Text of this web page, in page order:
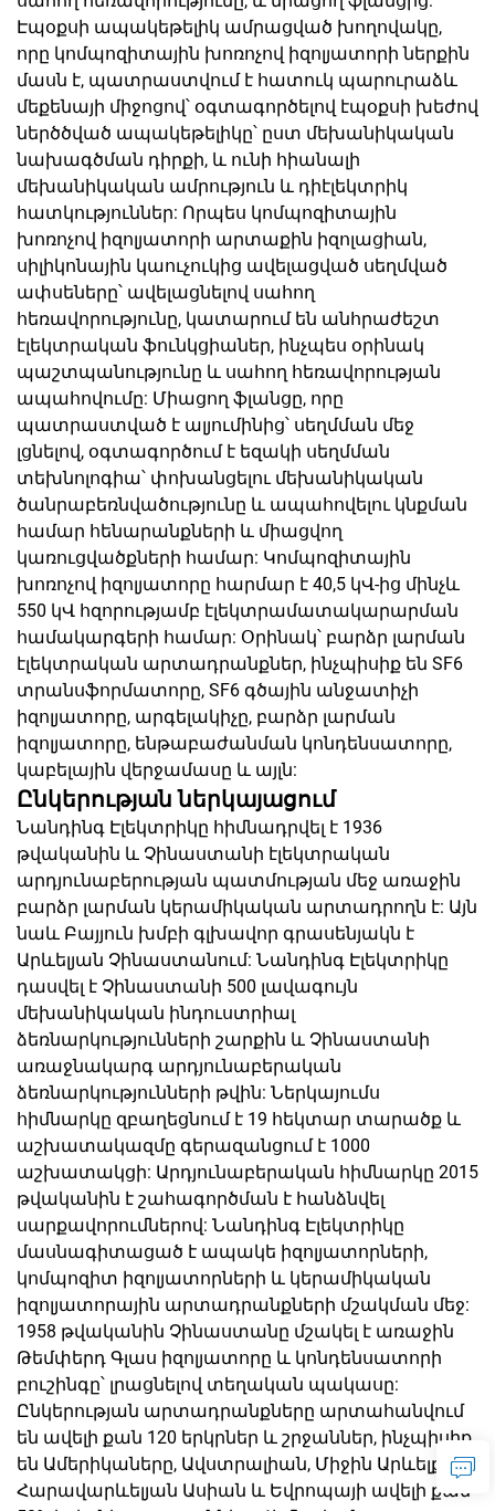
Էպօքսի ապակեթելիկ ամրացված խողովակը,
որը կոմպոզիտային խոռոչով իզոլյատորի ներքին
մասն է, պատրաստվում է հատուկ պարուրաձև
մեքենայի միջոցով՝ օգտագործելով էպօքսի խեժով
ներծծված ապակեթելիկը՝ ըստ մեխանիկական
նախագծման դիրքի, և ունի հիանալի
մեխանիկական ամրություն և դիէլեկտրիկ
հատկություններ: Որպես կոմպոզիտային
խոռոչով իզոլյատորի արտաքին իզոլացիան,
սիլիկոնային կաուչուկից ավելացված սեղմված
ափսեները՝ ավելացնելով սահող
հեռավորությունը, կատարում են անհրաժեշտ
էլեկտրական ֆունկցիաներ, ինչպես օրինակ
պաշտպանությունը և սահող հեռավորության
ապահովումը: Միացող ֆլանցը, որը
պատրաստված է ալյումինից՝ սեղմման մեջ
լցնելով, օգտագործում է եզակի սեղմման
տեխնոլոգիա՝ փոխանցելու մեխանիկական
ծանրաբեռնվածությունը և ապահովելու կնքման
համար հենարանքների և միացվող
կառուցվածքների համար: Կոմպոզիտային
խոռոչով իզոլյատորը հարմար է 40,5 կՎ-ից մինչև
550 կՎ հզորությամբ էլեկտրամատակարարման
համակարգերի համար: Օրինակ՝ բարձր լարման
էլեկտրական արտադրանքներ, ինչպիսիք են SF6
տրանսֆորմատորը, SF6 գծային անջատիչի
իզոլյատորը, արգելակիչը, բարձր լարման
իզոլյատորը, ենթաբաժանման կոնդենսատորը,
կաբելային վերջամասը և այլն:
Ընկերության ներկայացում
Նանդինգ Էլեկտրիկը հիմնադրվել է 1936
թվականին և Չինաստանի էլեկտրական
արդյունաբերության պատմության մեջ առաջին
բարձր լարման կերամիկական արտադրողն է: Այն
նաև Բայյուն խմբի գլխավոր գրասենյակն է
Արևելյան Չինաստանում: Նանդինգ Էլեկտրիկը
դասվել է Չինաստանի 500 լավագույն
մեխանիկական ինդուստրիալ
ձեռնարկությունների շարքին և Չինաստանի
առաջնակարգ արդյունաբերական
ձեռնարկությունների թվին: Ներկայումս
հիմնարկը զբաղեցնում է 19 հեկտար տարածք և
աշխատակազմը գերազանցում է 1000
աշխատակցի: Արդյունաբերական հիմնարկը 2015
թվականին է շահագործման է հանձնվել
սարքավորումներով: Նանդինգ Էլեկտրիկը
մասնագիտացած է ապակե իզոլյատորների,
կոմպոզիտ իզոլյատորների և կերամիկական
իզոլյատորային արտադրանքների մշակման մեջ:
1958 թվականին Չինաստանը մշակել է առաջին
Թեմփերդ Գլաս իզոլյատորը և կոնդենսատորի
բուշինգը՝ լրացնելով տեղական պակասը:
Ընկերության արտադրանքները արտահանվում
են ավելի քան 120 երկրներ և շրջաններ, ինչպիսիք
են Ամերիկաները, Ավստրալիան, Միջին Արևելքը,
Հարավարևելյան Ասիան և Եվրոպայի ավելի քան